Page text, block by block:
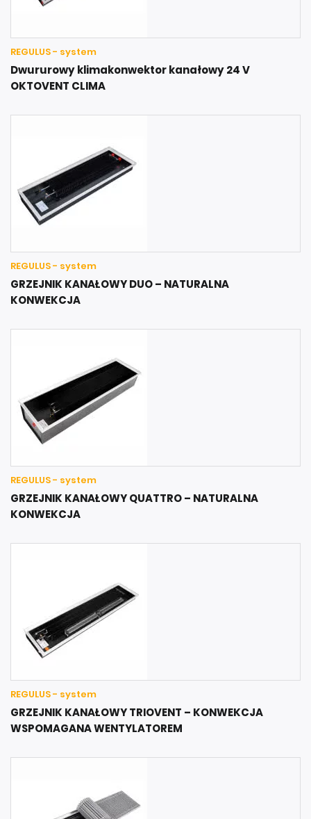
REGULUS - system
Dwururowy klimakonwektor kanałowy 24 V
OKTOVENT CLIMA
REGULUS - system
GRZEJNIK KANAŁOWY DUO – NATURALNA
KONWEKCJA
REGULUS - system
GRZEJNIK KANAŁOWY QUATTRO – NATURALNA
KONWEKCJA
REGULUS - system
GRZEJNIK KANAŁOWY TRIOVENT – KONWEKCJA
WSPOMAGANA WENTYLATOREM